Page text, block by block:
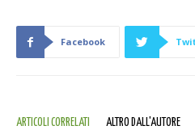
Facebook
ARTICOLI CORRELATI ALTRO DALL'AUTORE